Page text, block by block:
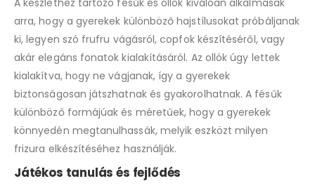
A készlethez tartozó fésűk és ollók kiválóan alkalmasak
arra, hogy a gyerekek különböző hajstílusokat próbáljanak
ki, legyen szó frufru vágásról, copfok készítéséről, vagy
akár elegáns fonatok kialakításáról. Az ollók úgy lettek
kialakítva, hogy ne vágjanak, így a gyerekek
biztonságosan játszhatnak és gyakorolhatnak. A fésűk
különböző formájúak és méretűek, hogy a gyerekek
könnyedén megtanulhassák, melyik eszközt milyen
frizura elkészítéséhez használják.
Játékos tanulás és fejlődés